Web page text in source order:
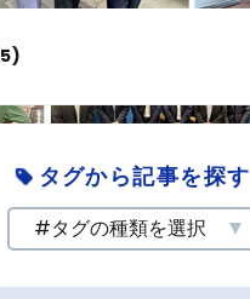
タグから記事を探す